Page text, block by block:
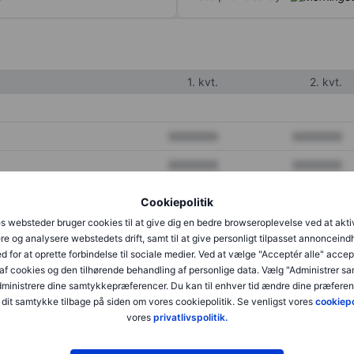
Cookiepolitik
websteder bruger cookies til at give dig en bedre browseroplevelse ved at
og analysere webstedets drift, samt til at give personligt tilpasset
for at oprette forbindelse til sociale medier. Ved at vælge "Acceptér alle"
cookies og den tilhørende behandling af personlige data. Vælg "Administrer
dine samtykkepræferencer. Du kan til enhver tid ændre dine
samtykke tilbage på siden om vores cookiepolitik. Se venligst vores
vores privatlivspolitik.
1. kvt. 2. kvt.
XXXXXXX XXXXXXX
XXXXXXX